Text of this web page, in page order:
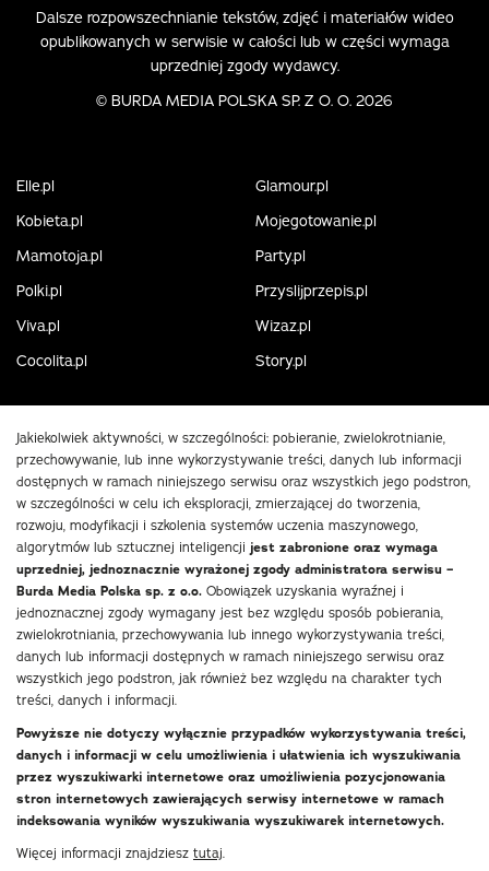
Dalsze rozpowszechnianie tekstów, zdjęć i materiałów wideo
opublikowanych w serwisie w całości lub w części wymaga
uprzedniej zgody wydawcy.
© BURDA MEDIA POLSKA SP. Z O. O. 2026
Elle.pl
Glamour.pl
Kobieta.pl
Mojegotowanie.pl
Mamotoja.pl
Party.pl
Polki.pl
Przyslijprzepis.pl
Viva.pl
Wizaz.pl
Cocolita.pl
Story.pl
Jakiekolwiek aktywności, w szczególności: pobieranie, zwielokrotnianie,
przechowywanie, lub inne wykorzystywanie treści, danych lub informacji
dostępnych w ramach niniejszego serwisu oraz wszystkich jego podstron,
w szczególności w celu ich eksploracji, zmierzającej do tworzenia,
rozwoju, modyfikacji i szkolenia systemów uczenia maszynowego,
algorytmów lub sztucznej inteligencji jest zabronione oraz wymaga
uprzedniej, jednoznacznie wyrażonej zgody administratora serwisu –
Burda Media Polska sp. z o.o. Obowiązek uzyskania wyraźnej i
jednoznacznej zgody wymagany jest bez względu sposób pobierania,
zwielokrotniania, przechowywania lub innego wykorzystywania treści,
danych lub informacji dostępnych w ramach niniejszego serwisu oraz
wszystkich jego podstron, jak również bez względu na charakter tych
treści, danych i informacji.
Powyższe nie dotyczy wyłącznie przypadków wykorzystywania treści,
danych i informacji w celu umożliwienia i ułatwienia ich wyszukiwania
przez wyszukiwarki internetowe oraz umożliwienia pozycjonowania
stron internetowych zawierających serwisy internetowe w ramach
indeksowania wyników wyszukiwania wyszukiwarek internetowych.
Więcej informacji znajdziesz tutaj.